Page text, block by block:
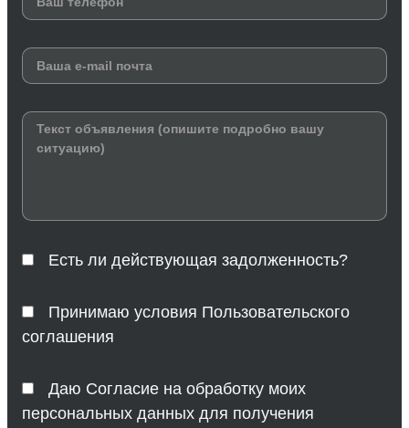
Есть ли действующая задолженность?
Принимаю условия Пользовательского
соглашения
Даю Согласие на обработку моих
персональных данных для получения